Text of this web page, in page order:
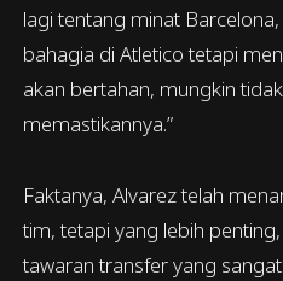
lagi tentang minat
bahagia di Atletico tetapi
akan bertahan, mungkin
memastikannya.”
Faktanya, Alvarez telah
tim, tetapi yang lebih
tawaran transfer yang